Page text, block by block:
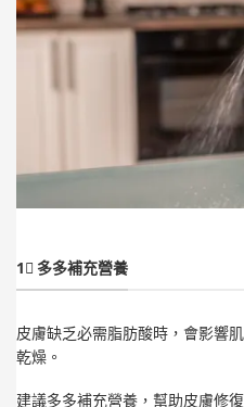
1⃣ 多多補充營養
皮膚缺乏必需脂肪酸時，會影響
乾燥。
建議多多補充營養，幫助皮膚修